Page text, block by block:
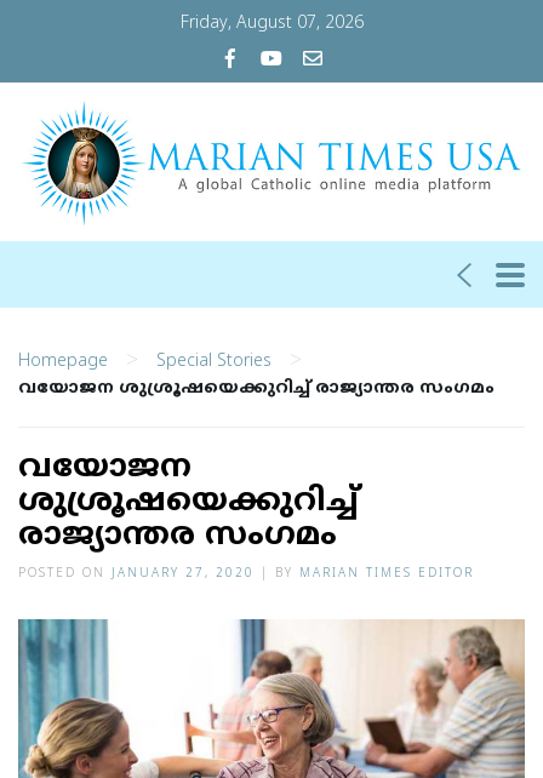
Friday, August 07, 2026
Homepage > Special Stories >
വയോജന ശുശ്രൂഷയെക്കുറിച്ച് രാജ്യാന്തര സംഗമം
വയോജന
ശുശ്രൂഷയെക്കുറിച്ച്
രാജ്യാന്തര സംഗമം
POSTED ON JANUARY 27, 2020 BY MARIAN TIMES EDITOR